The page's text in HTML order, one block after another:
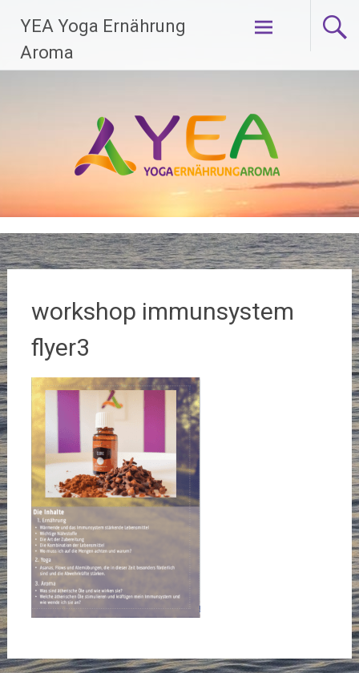
Inhalt
springen
YEA Yoga Ernährung
Aroma
workshop immunsystem
flyer3